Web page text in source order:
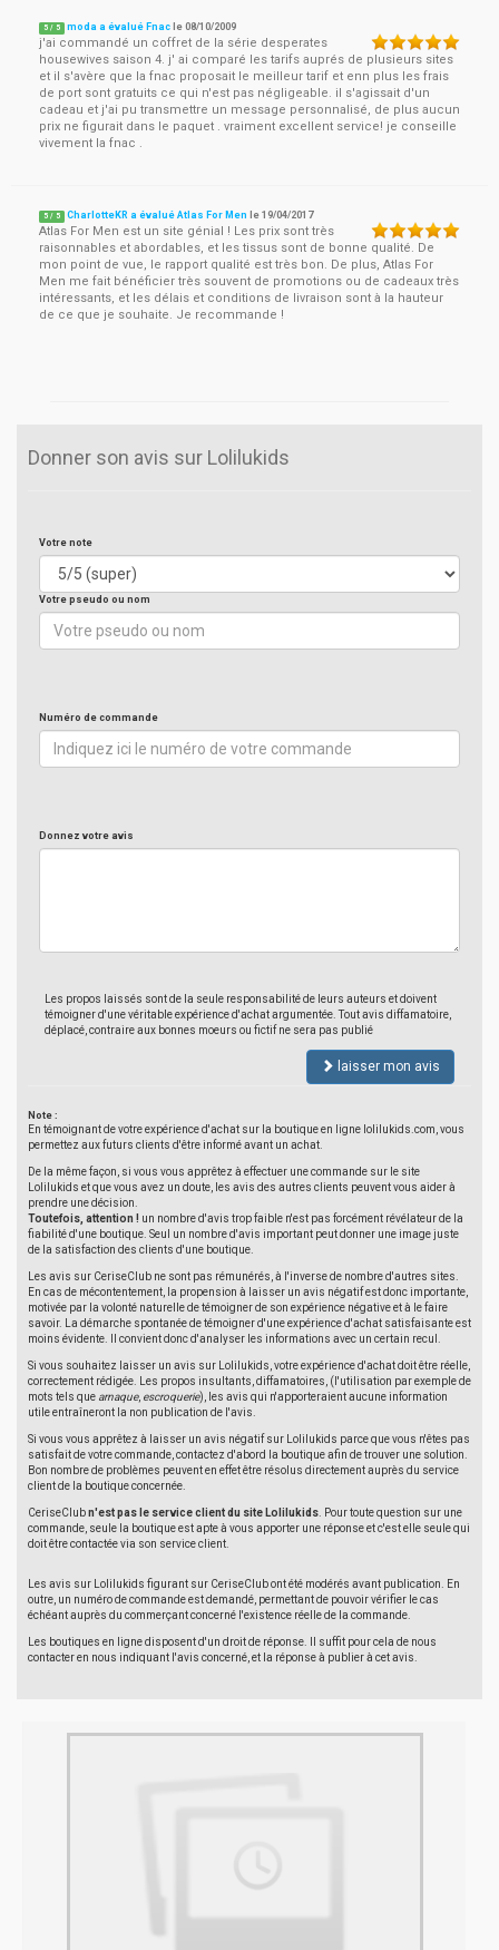
5 / 5 moda a évalué Fnac le08/10/2009
j'ai commandé un coffret de la série desperates
housewives saison 4. j' ai comparé les tarifs auprés de plusieurs sites
et il s'avère que la fnac proposait le meilleur tarif et enn plus les frais
de port sont gratuits ce qui n'est pas négligeable. il s'agissait d'un
cadeau et j'ai pu transmettre un message personnalisé, de plus aucun
prix ne figurait dans le paquet . vraiment excellent service! je conseille
vivement la fnac .
5 / 5 CharlotteKR a évalué Atlas For Men le19/04/2017
Atlas For Men est un site génial ! Les prix sont très
raisonnables et abordables, et les tissus sont de bonne qualité. De
mon point de vue, le rapport qualité est très bon. De plus, Atlas For
Men me fait bénéficier très souvent de promotions ou de cadeaux très
intéressants, et les délais et conditions de livraison sont à la hauteur
de ce que je souhaite. Je recommande !
Donner son avis sur Lolilukids
Votre note
Votre pseudo ou nom
Numéro de commande
Donnez votre avis
Les propos laissés sont de la seule responsabilité de leurs auteurs et doivent
témoigner d'une véritable expérience d'achat argumentée. Tout avis diffamatoire,
déplacé, contraire aux bonnes moeurs ou fictif ne sera pas publié
laisser mon avis
Note :
En témoignant de votre expérience d'achat sur la boutique en ligne lolilukids.com, vous
permettez aux futurs clients d'être informé avant un achat.
De la même façon, si vous vous apprêtez à effectuer une commande sur le site
Lolilukids et que vous avez un doute, les avis des autres clients peuvent vous aider à
prendre une décision.
Toutefois, attention ! un nombre d'avis trop faible n'est pas forcément révélateur de la
fiabilité d'une boutique. Seul un nombre d'avis important peut donner une image juste
de la satisfaction des clients d'une boutique.
Les avis sur CeriseClub ne sont pas rémunérés, à l'inverse de nombre d'autres sites.
En cas de mécontentement, la propension à laisser un avis négatif est donc importante,
motivée par la volonté naturelle de témoigner de son expérience négative et à le faire
savoir. La démarche spontanée de témoigner d'une expérience d'achat satisfaisante est
moins évidente. Il convient donc d'analyser les informations avec un certain recul.
Si vous souhaitez laisser un avis sur Lolilukids, votre expérience d'achat doit être réelle,
correctement rédigée. Les propos insultants, diffamatoires, (l'utilisation par exemple de
mots tels que arnaque, escroquerie), les avis qui n'apporteraient aucune information
utile entraîneront la non publication de l'avis.
Si vous vous apprêtez à laisser un avis négatif sur Lolilukids parce que vous n'êtes pas
satisfait de votre commande, contactez d'abord la boutique afin de trouver une solution.
Bon nombre de problèmes peuvent en effet être résolus directement auprès du service
client de la boutique concernée.
CeriseClubn'est pas le service client du site Lolilukids . Pour toute question sur une
commande, seule la boutique est apte à vous apporter une réponse et c'est elle seule qui
doit être contactée via son service client.
Les avis sur Lolilukids figurant sur CeriseClub ont été modérés avant publication. En
outre, un numéro de commande est demandé, permettant de pouvoir vérifier le cas
échéant auprès du commerçant concerné l'existence réelle de la commande.
Les boutiques en ligne disposent d'un droit de réponse. Il suffit pour cela de nous
contacter en nous indiquant l'avis concerné, et la réponse à publier à cet avis.